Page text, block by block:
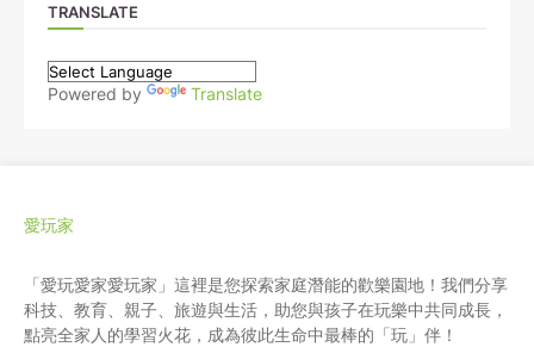
TRANSLATE
Powered by Translate
愛玩家
「愛玩愛家愛玩家」這裡是您探索家庭潛能的歡樂園地！我們分享
科技、教育、親子、旅遊與生活，助您與孩子在玩樂中共同成長，
點亮全家人的學習火花，成為彼此生命中最棒的「玩」伴！